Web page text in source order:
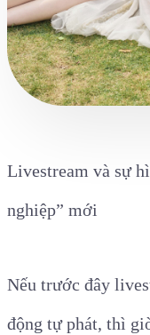
Livestream và sự
nghiệp” mới
Nếu trước đây
động tự phát, thì